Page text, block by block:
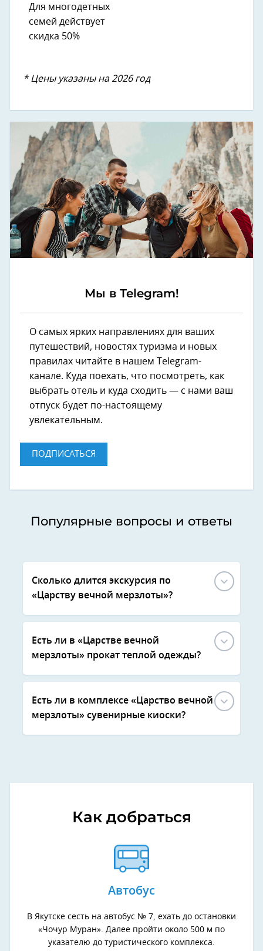
Для многодетных
семей действует
скидка 50%
* Цены указаны на 2026 год
Мы в Telegram!
О самых ярких направлениях для ваших
путешествий, новостях туризма и новых
правилах читайте в нашем Telegram-
канале. Куда поехать, что посмотреть, как
выбрать отель и куда сходить — с нами ваш
отпуск будет по-настоящему
увлекательным.
ПОДПИСАТЬСЯ
Популярные вопросы и ответы
Сколько длится экскурсия по
«Царству вечной мерзлоты»?
Есть ли в «Царстве вечной
мерзлоты» прокат теплой одежды?
Есть ли в комплексе «Царство вечной
мерзлоты» сувенирные киоски?
Как добраться
Автобус
В Якутске сесть на автобус № 7, ехать до остановки
«Чочур Муран». Далее пройти около 500 м по
указателю до туристического комплекса.